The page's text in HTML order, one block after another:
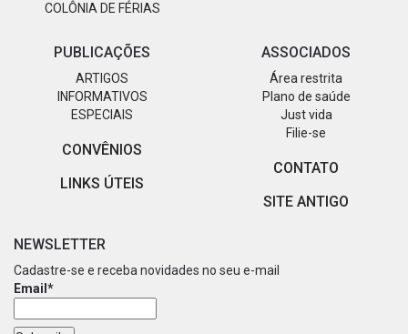
COLÔNIA DE FÉRIAS
PUBLICAÇÕES
ARTIGOS
INFORMATIVOS
ESPECIAIS
CONVÊNIOS
LINKS ÚTEIS
ASSOCIADOS
Área restrita
Plano de saúde
Just vida
Filie-se
CONTATO
SITE ANTIGO
NEWSLETTER
Cadastre-se e receba novidades no seu e-mail
Email*